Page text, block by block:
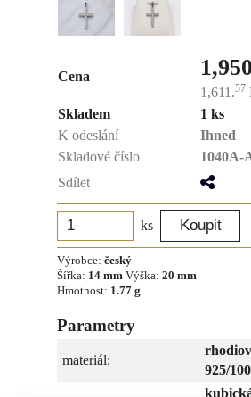
Cena
1,611.57
Skladem
1 ks
K odeslání
Ihned
Skladové číslo
1040A-
Sdílet
ks
Výrobce: český
Šířka: 14 mm Výška: 20 mm
Hmotnost: 1.77 g
Parametry
materiál:
925/